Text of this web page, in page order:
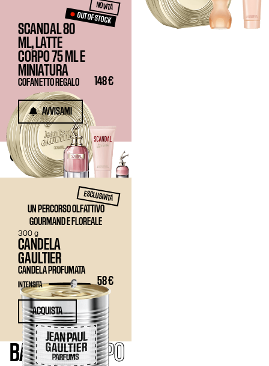
NOVITÀ
OUT OF STOCK
SCANDAL 80
ML, LATTE
CORPO75 MLE
MINIATURA
COFANETTO REGALO 148 €
AVVISAMI
CANDELE
ESCLUSIVITÀ
UN PERCORSO OLFATTIVO
GOURMAND E FLOREALE
CANDELA
GAULTIER
CANDELA PROFUMATA
58 €
INTENSITÀ
300 g
ACQUISTA
BAGNOE CORPO